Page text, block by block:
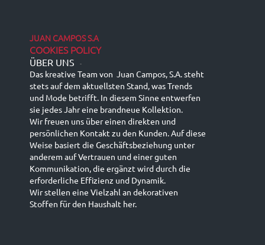
JUAN CAMPOS S.A
COOKIES POLICY
ÜBER UNS -
Das kreative Team von Juan Campos, S.A. steht
stets auf dem aktuellsten Stand, was Trends
und Mode betrifft. In diesem Sinne entwerfen
sie jedes Jahr eine brandneue Kollektion.
Wir freuen uns über einen direkten und
persönlichen Kontakt zu den Kunden. Auf diese
Weise basiert die Geschäftsbeziehung unter
anderem auf Vertrauen und einer guten
Kommunikation, die ergänzt wird durch die
erforderliche Effizienz und Dynamik.
Wir stellen eine Vielzahl an dekorativen
Stoffen für den Haushalt her.